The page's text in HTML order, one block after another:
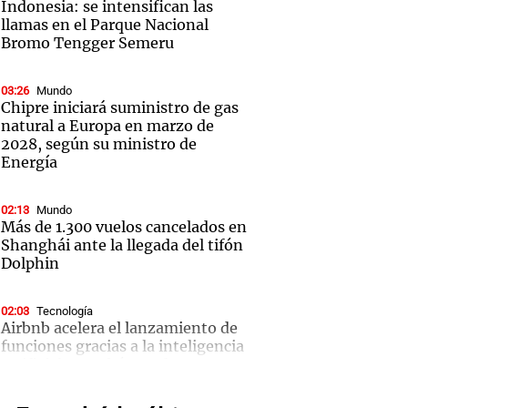
Indonesia: se intensifican las
llamas en el Parque Nacional
Bromo Tengger Semeru
03:26 Mundo
Chipre iniciará suministro de gas
natural a Europa en marzo de
2028, según su ministro de
Energía
02:13 Mundo
Más de 1.300 vuelos cancelados en
Shanghái ante la llegada del tifón
Dolphin
02:03 Tecnología
Airbnb acelera el lanzamiento de
funciones gracias a la inteligencia
Audio.
Notas
Cadena 3 en Groenlandia